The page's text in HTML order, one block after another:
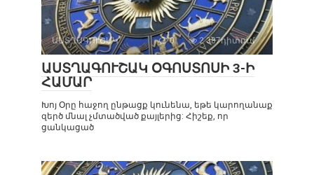
ԱՍՏՂԱԳՈՒՇԱԿ 0 2 387դիտում
ԱՍՏՂԱԳՈՒՇԱԿ ՕԳՈՍՏՈՍԻ 3-Ի
ՀԱՄԱՐ
Խոյ Օրը հաջող ընթացք կունենա, եթե կարողանաք
զերծ մնալ չմտածված քայլերից: Հիշեք, որ
ցանկացած